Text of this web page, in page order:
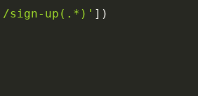
sign-up(.*)' ] )